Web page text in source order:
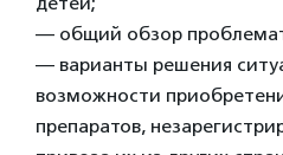
— общий обзор
— варианты решения
возможности
препаратов,